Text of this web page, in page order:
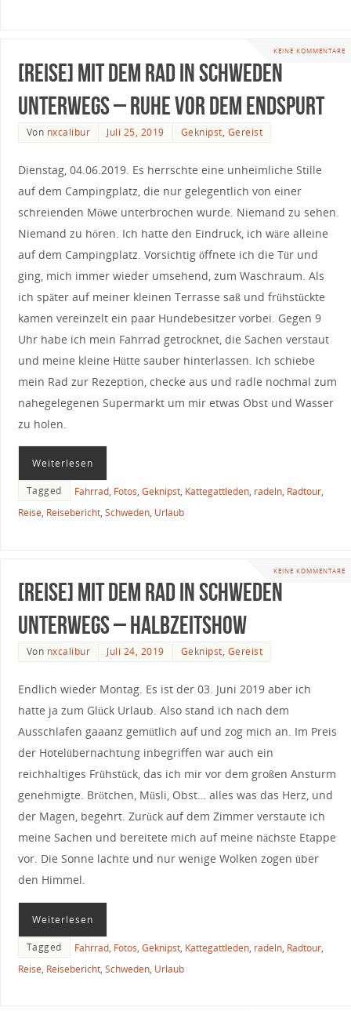
KEINE KOMMENTARE
[Reise] Mit dem Rad in Schweden
unterwegs – Ruhe vor dem Endspurt
Von nxcalibur Juli 25, 2019 Geknipst, Gereist
Dienstag, 04.06.2019. Es herrschte eine unheimliche Stille
auf dem Campingplatz, die nur gelegentlich von einer
schreienden Möwe unterbrochen wurde. Niemand zu sehen.
Niemand zu hören. Ich hatte den Eindruck, ich wäre alleine
auf dem Campingplatz. Vorsichtig öffnete ich die Tür und
ging, mich immer wieder umsehend, zum Waschraum. Als
ich später auf meiner kleinen Terrasse saß und frühstückte
kamen vereinzelt ein paar Hundebesitzer vorbei. Gegen 9
Uhr habe ich mein Fahrrad getrocknet, die Sachen verstaut
und meine kleine Hütte sauber hinterlassen. Ich schiebe
mein Rad zur Rezeption, checke aus und radle nochmal zum
nahegelegenen Supermarkt um mir etwas Obst und Wasser
zu holen.
Weiterlesen
Tagged Fahrrad, Fotos, Geknipst, Kattegattleden, radeln, Radtour,
Reise, Reisebericht, Schweden, Urlaub
KEINE KOMMENTARE
[Reise] Mit dem Rad in Schweden
unterwegs – Halbzeitshow
Von nxcalibur Juli 24, 2019 Geknipst, Gereist
Endlich wieder Montag. Es ist der 03. Juni 2019 aber ich
hatte ja zum Glück Urlaub. Also stand ich nach dem
Ausschlafen gaaanz gemütlich auf und zog mich an. Im Preis
der Hotelübernachtung inbegriffen war auch ein
reichhaltiges Frühstück, das ich mir vor dem großen Ansturm
genehmigte. Brötchen, Müsli, Obst… alles was das Herz, und
der Magen, begehrt. Zurück auf dem Zimmer verstaute ich
meine Sachen und bereitete mich auf meine nächste Etappe
vor. Die Sonne lachte und nur wenige Wolken zogen über
den Himmel.
Weiterlesen
Tagged Fahrrad, Fotos, Geknipst, Kattegattleden, radeln, Radtour,
Reise, Reisebericht, Schweden, Urlaub